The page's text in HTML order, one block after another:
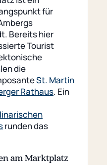
für
Bereits hier
Tourist
die
St. Martin
Rathaus. Ein
runden das
am Marktplatz